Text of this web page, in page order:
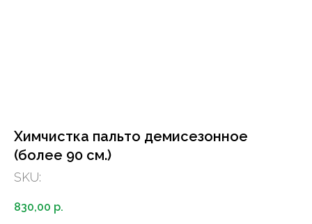
Химчистка пальто демисезонное
(более 90 см.)
SKU:
830,00 р.